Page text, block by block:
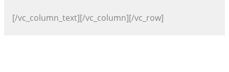
[/vc_column_text][/vc_column][/vc_row]